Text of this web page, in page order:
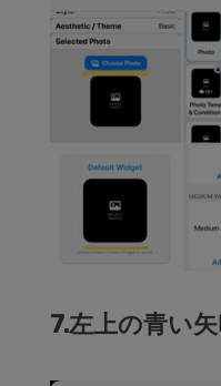
7.左上の青い